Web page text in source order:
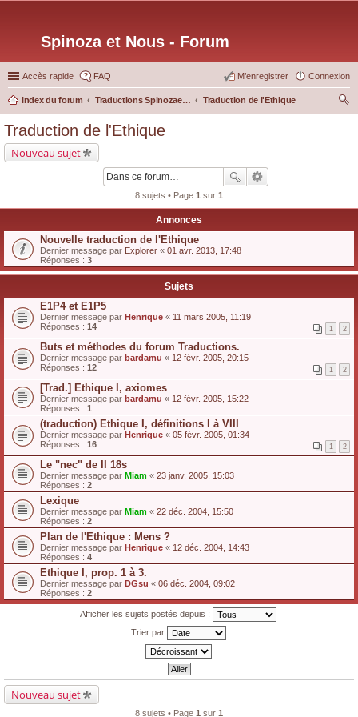
Spinoza et Nous - Forum
Accès rapide FAQ Connexion
M’enregistrer
Index du forum Traductions Spinozaetnous.org
Traduction de l'Ethique
Traduction de l'Ethique
Nouveau sujet
8 sujets • Page 1 sur 1
Annonces
Nouvelle traduction de l'Ethique
Dernier message par Explorer « 01 avr. 2013, 17:48
Réponses : 3
Sujets
E1P4 et E1P5
Dernier message par Henrique « 11 mars 2005, 11:19
Réponses : 14 1 2
Buts et méthodes du forum Traductions.
Dernier message par bardamu « 12 févr. 2005, 20:15
Réponses : 12 1 2
[Trad.] Ethique I, axiomes
Dernier message par bardamu « 12 févr. 2005, 15:22
Réponses : 1
(traduction) Ethique I, définitions I à VIII
Dernier message par Henrique « 05 févr. 2005, 01:34
Réponses : 16 1 2
Le "nec" de II 18s
Dernier message par Miam « 23 janv. 2005, 15:03
Réponses : 2
Lexique
Dernier message par Miam « 22 déc. 2004, 15:50
Réponses : 2
Plan de l'Ethique : Mens ?
Dernier message par Henrique « 12 déc. 2004, 14:43
Réponses : 4
Ethique I, prop. 1 à 3.
Dernier message par DGsu « 06 déc. 2004, 09:02
Réponses : 2
Afficher les sujets postés depuis :
Trier par
Nouveau sujet
8 sujets • Page 1 sur 1